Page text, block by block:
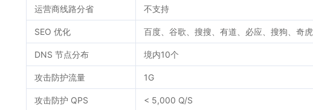
运营商线路分省 不支持
SEO 优化 百度、谷歌、搜搜、有道、必应、搜狗、奇虎
DNS 节点分布 境内10个
攻击防护流量 1G
攻击防护 QPS < 5,000 Q/S